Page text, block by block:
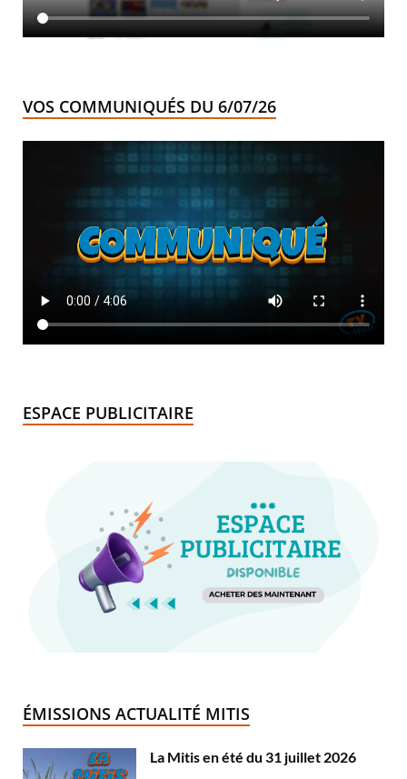
VOS COMMUNIQUÉS DU 6/07/26
ESPACE PUBLICITAIRE
ÉMISSIONS ACTUALITÉ MITIS
La Mitis en été du 31 juillet 2026